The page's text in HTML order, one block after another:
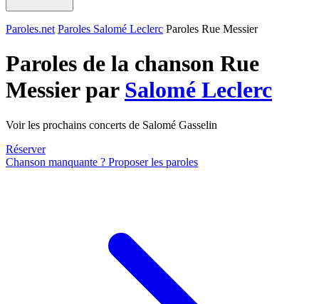
Paroles.net Paroles Salomé Leclerc Paroles Rue Messier
Paroles de la chanson Rue
Messier par Salomé Leclerc
Voir les prochains concerts de Salomé Gasselin
Réserver
Chanson manquante ? Proposer les paroles